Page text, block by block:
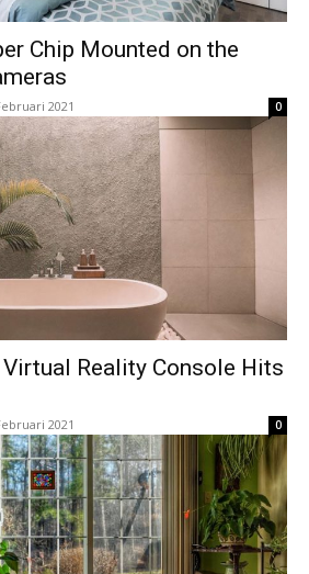
Chip Mounted on the
2021 0
Virtual Reality Console Hits
2021 0